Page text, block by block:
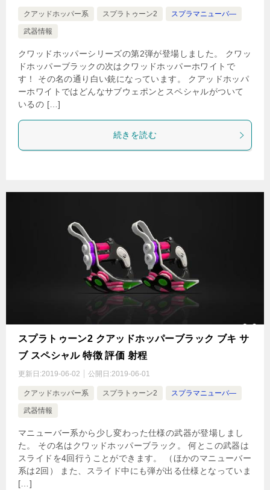
クアッドホッパー系 スプラトゥーン2 スプラマニューバ―
武器情報
クワッドホッパーシリーズの第2弾が登場しました。 クワッ
ドホッパーブラックの次はクワッドホッパーホワイトで
す！ その名の通り白い銃になっています。 クアッドホッパ
ーホワイトではどんなサブウェポンとスペシャルがついて
いるの […]
続きを読む
スプラトゥーン2 クアッドホッパーブラック ブキ サ
ブ スペシャル 特徴 評価 射程
更新日:2019-06-02 公開日:2019-06-01
クアッドホッパー系 スプラトゥーン2 スプラマニューバ―
武器情報
マニューバー系から少し変わった仕様の武器が登場しまし
た。 その名はクワッドホッパーブラック。 何とこの武器は
スライドを4回行うことができます。 （ほかのマニューバー
系は2回） また、スライド中にも弾が出る仕様となっていま
[…]